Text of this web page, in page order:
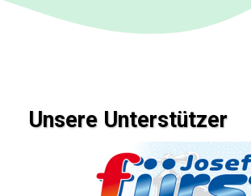
Unsere Unterstützer